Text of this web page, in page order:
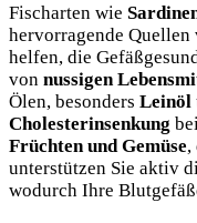
Fischarten wie
hervorragende Quellen
helfen, die
von nussigen
Ölen, besonders Leinöl
Cholesterinsenkung
Früchten und Gemüse,
unterstützen Sie aktiv
wodurch Ihre